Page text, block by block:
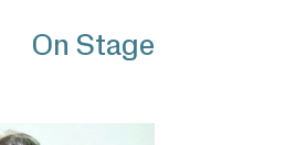
On Stage